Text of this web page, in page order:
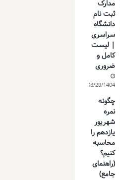
مدارک
ثبت نام
دانشگاه
سراسری
| لیست
کامل و
ضروری
08/29/1404
چگونه
نمره
شهریور
یازدهم را
محاسبه
کنیم؟
(راهنمای
جامع)